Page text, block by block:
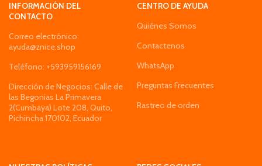
INFORMACIÓN DEL
CONTACTO
Correo electrónico:
ayuda@znice.shop
Teléfono: +593959156169
Dirección de Negocios: Calle de
las Begonias La Primavera
2(Cumbaya) Lote 208, Quito,
Pichincha 170102, Ecuador
CENTRO DE AYUDA
Quiénes Somos
Contactenos
WhatsApp
Preguntas Frecuentes
Rastreo de orden